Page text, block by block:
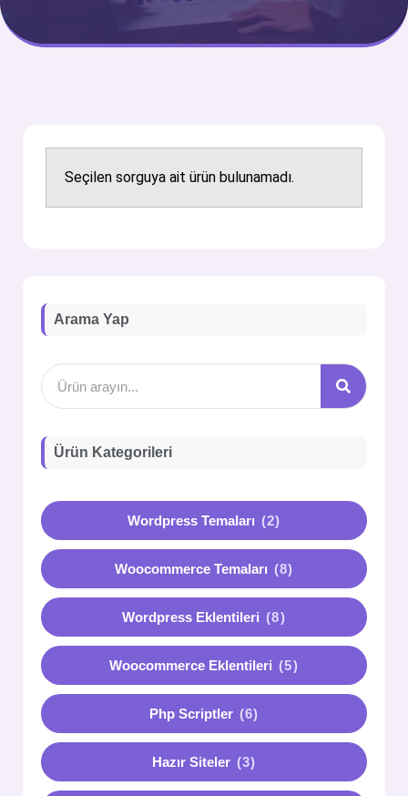
Arama Yap
Ürün Kategorileri
Wordpress Temaları (2)
Woocommerce Temaları (8)
Wordpress Eklentileri (8)
Woocommerce Eklentileri (5)
Php Scriptler (6)
Hazır Siteler (3)
Seçilen sorguya ait ürün bulunamadı.